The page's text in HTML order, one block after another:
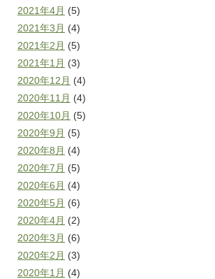
2021年4月 (5)
2021年3月 (4)
2021年2月 (5)
2021年1月 (3)
2020年12月 (4)
2020年11月 (4)
2020年10月 (5)
2020年9月 (5)
2020年8月 (4)
2020年7月 (5)
2020年6月 (4)
2020年5月 (6)
2020年4月 (2)
2020年3月 (6)
2020年2月 (3)
2020年1月 (4)